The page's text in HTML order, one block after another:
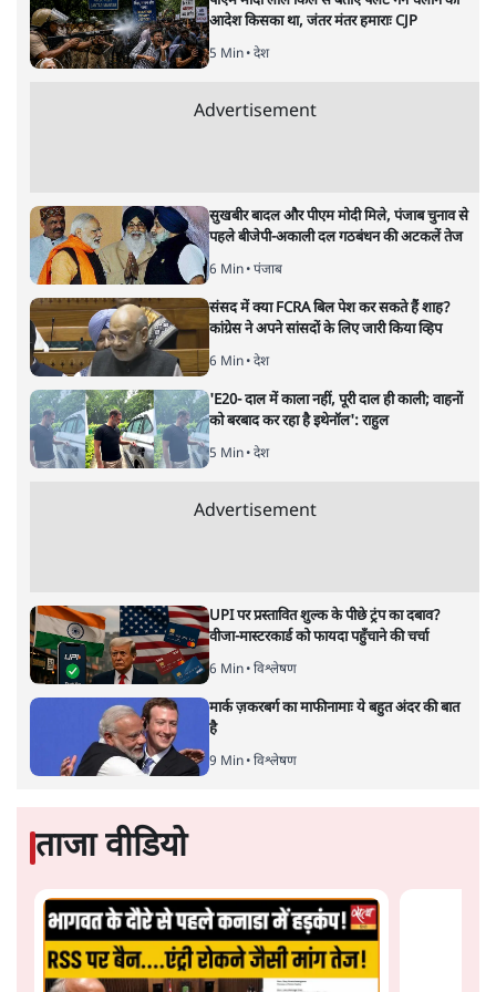
मुकेश कुमारकी और स्टोरी पढ़ें
भारत–यूरोप संवाद: दूरदर्शी रणनीति या
हालात से उपजा मोड़?
विश्लेषण| सतीश झा| 29 JAN, 2026
भारत ईयू मुक्त व्यापार समझौताः ईयू अध्यक्ष उर्सुला वॉन डेर लेयेन और
पीएम मोदी
सतीश झा
का झुकाव एक लंबा रणनीतिक नज़रिया है या वैश्विक दबावों और
अमेरिकी अनिश्चितता की वजह से उठाया गया एक कदम है? वरिष्ठ
पत्रकार सतीश झा का आकलनः
कूटनीति में समय ही सबसे
बड़ा कारक होता है। भारत का यूरोप की
ओर ताज़ा झुकाव—जिसका ठोस रूप हाल ही में संपन्न भारत–
किसी दीर्घकालिक रणनीतिक दूरदृष्टि की पराकाष्ठा कम, और
परिस्थितियों के दबाव में लिया गया एक तेज़ निर्णय अधिक लगता